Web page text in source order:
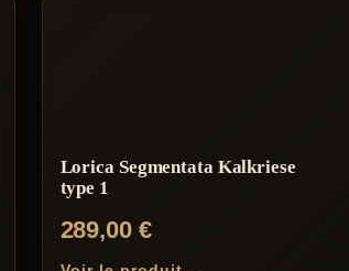
Lorica Segmentata Kalkriese
type 1
289,00 €